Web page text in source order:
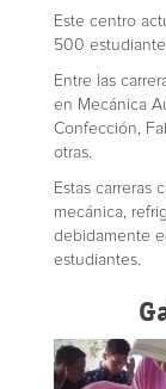
Este centro
500
Entre las
en Mecánica
Confección,
otras.
Estas carreras
mecánica,
debidamente
estudiantes.